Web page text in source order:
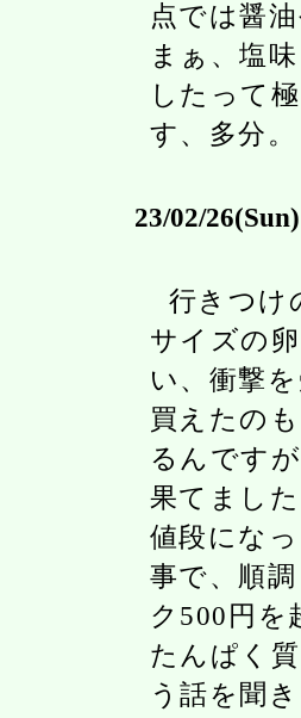
点では醤
まぁ、塩
したって
す、多分。
23/02/26(Sun)
行きつけ
サイズの
い、衝撃
買えたの
るんです
果てまし
値段にな
事で、順
ク500円を
たんぱく
う話を聞